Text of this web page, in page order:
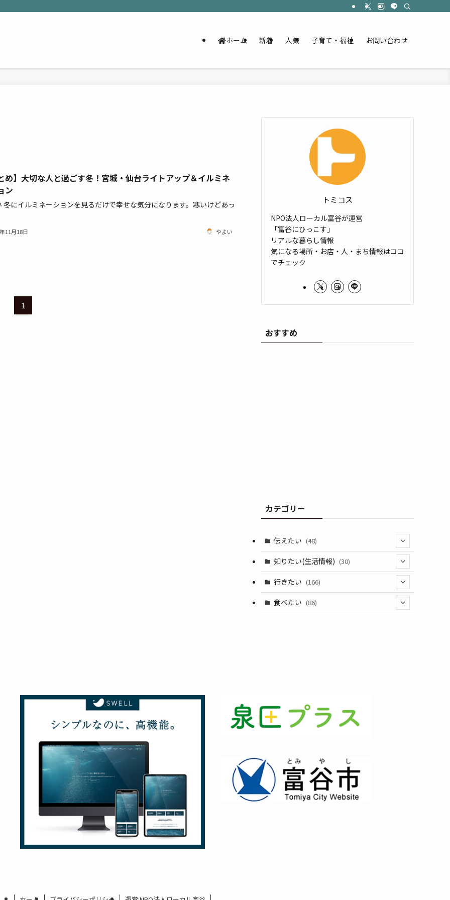
ホーム 新着 人気 子育て・福祉 お問い合わせ
め】大切な人と過ごす冬！宮城・仙台ライトアップ＆イルミネ
ン
冬にイルミネーションを見るだけで幸せな気分になります。寒いけどあっ
11月18日 やよい
1
トミコス
NPO法人ローカル富谷が運営
「富谷にひっこす」
リアルな暮らし情報
気になる場所・お店・人・まち情報はココ
でチェック
おすすめ
カテゴリー
伝えたい (48)
(44)
(1)
知りたい(生活情報) (30)
(10)
(11)
行きたい (166)
(18)
食べたい (86)